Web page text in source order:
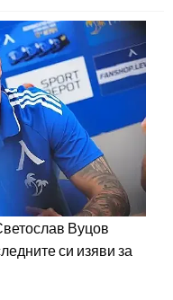
Вуцов
си изяви за